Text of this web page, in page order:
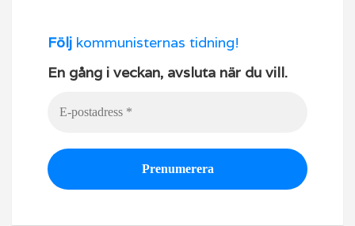
Följ kommunisternas tidning!
En gång i veckan, avsluta när du vill.